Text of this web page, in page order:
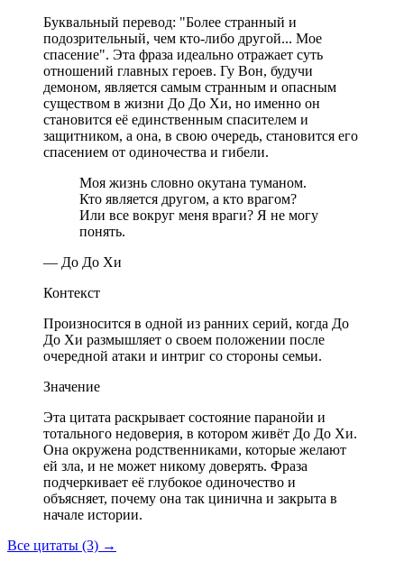
Буквальный перевод: "Более странный и
подозрительный, чем кто-либо другой... Мое
спасение". Эта фраза идеально отражает суть
отношений главных героев. Гу Вон, будучи
демоном, является самым странным и опасным
существом в жизни До До Хи, но именно он
становится её единственным спасителем и
защитником, а она, в свою очередь, становится его
спасением от одиночества и гибели.
Моя жизнь словно окутана туманом.
Кто является другом, а кто врагом?
Или все вокруг меня враги? Я не могу
понять.
— До До Хи
Контекст
Произносится в одной из ранних серий, когда До
До Хи размышляет о своем положении после
очередной атаки и интриг со стороны семьи.
Значение
Эта цитата раскрывает состояние паранойи и
тотального недоверия, в котором живёт До До Хи.
Она окружена родственниками, которые желают
ей зла, и не может никому доверять. Фраза
подчеркивает её глубокое одиночество и
объясняет, почему она так цинична и закрыта в
начале истории.
Все цитаты (3) →